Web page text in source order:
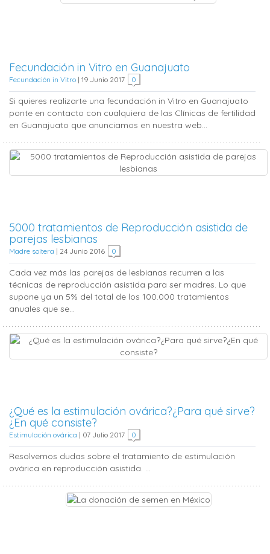
Fecundación in Vitro en Guanajuato
Fecundación in Vitro | 19 Junio 2017 0
Si quieres realizarte una fecundación in Vitro en Guanajuato
ponte en contacto con cualquiera de las Clínicas de fertilidad
en Guanajuato que anunciamos en nuestra web...
5000 tratamientos de Reproducción asistida de
parejas lesbianas
Madre soltera | 24 Junio 2016 0
Cada vez más las parejas de lesbianas recurren a las
técnicas de reproducción asistida para ser madres. Lo que
supone ya un 5% del total de los 100.000 tratamientos
anuales que se...
¿Qué es la estimulación ovárica?¿Para qué sirve?
¿En qué consiste?
Estimulación ovárica | 07 Julio 2017 0
Resolvemos dudas sobre el tratamiento de estimulación
ovárica en reproducción asistida. ...